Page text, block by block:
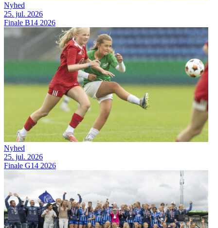
Nyhed
25. jul. 2026
Finale B14 2026
Nyhed
25. jul. 2026
Finale G14 2026